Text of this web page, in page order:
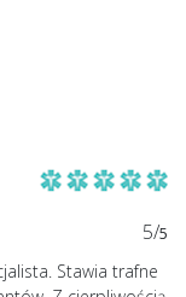
5/5
Stawia trafne